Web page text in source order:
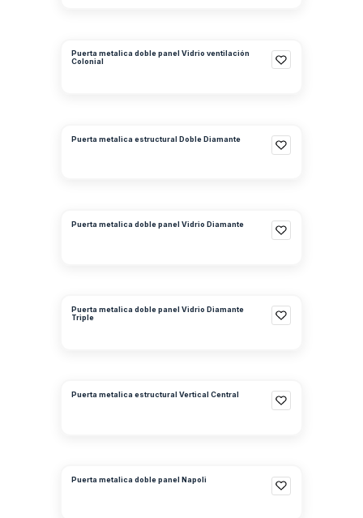
Puerta metalica doble panel Vidrio ventilación
Colonial
Puerta metalica estructural Doble Diamante
Puerta metalica doble panel Vidrio Diamante
Puerta metalica doble panel Vidrio Diamante
Triple
Puerta metalica estructural Vertical Central
Puerta metalica doble panel Napoli